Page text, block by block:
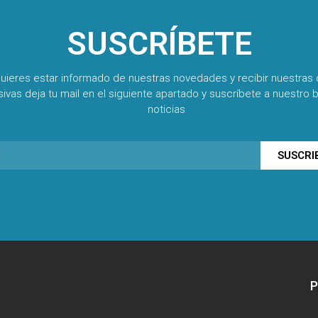
SUSCRÍBETE
estar informado de nuestras novedades y recibir nuestras
deja tu mail en el siguiente apartado y suscríbete a nuestro
noticias